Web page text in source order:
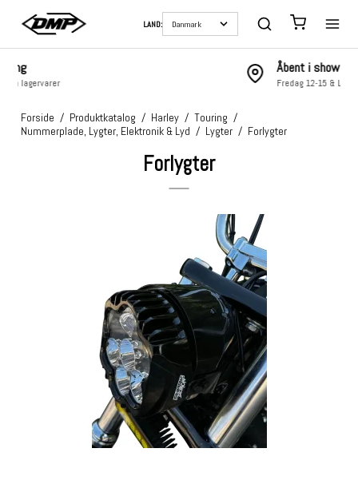
LAND:
Forside / Produktkatalog / Harley / Touring /
Nummerplade, Lygter, Elektronik & Lyd / Lygter / Forlygter
Forlygter